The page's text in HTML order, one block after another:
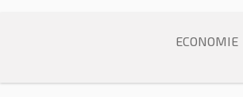
ECONOMIE